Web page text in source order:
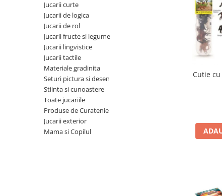
Costum Halloween Copii
Papusi si Bebelusi Reborn
Animale de jucarie
Jucarii cu Dinozauri
Figurine cu animale domestice
Figurine plus
Jucarii Montessori
Nevoi speciale si sindrom Down
Jucarii curte
Jucarii de logica
Jucarii de rol
Jucarii fructe si legume
Jucarii lingvistice
Jucarii tactile
Materiale gradinita
Seturi pictura si desen
Stiinta si cunoastere
Toate jucariile
Produse de Curatenie
Jucarii exterior
Mama si Copilul
Cutie